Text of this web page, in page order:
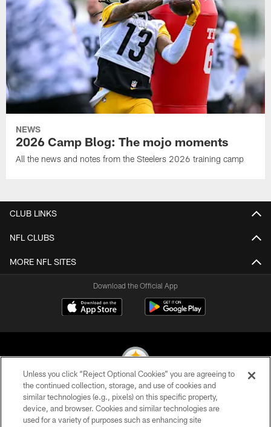
NEWS
2026 Camp Blog: The mojo moments
All the news and notes from the Steelers 2026 training camp
CLUB LINKS
NFL CLUBS
MORE NFL SITES
Download the Official App
© 2026 Pittsburgh Steelers. All Rights Reserved
PRIVACY POLICY
Unless you click “Reject Optional Cookies” you are agreeing to
the continued collection, storage, and use of cookies and
similar technologies (e.g., pixels) on this specific property,
device, and browser. Cookies and similar technologies are
used for a variety of purposes such as enhancing site